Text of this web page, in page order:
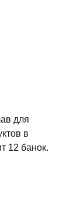
для
в
12 банок.